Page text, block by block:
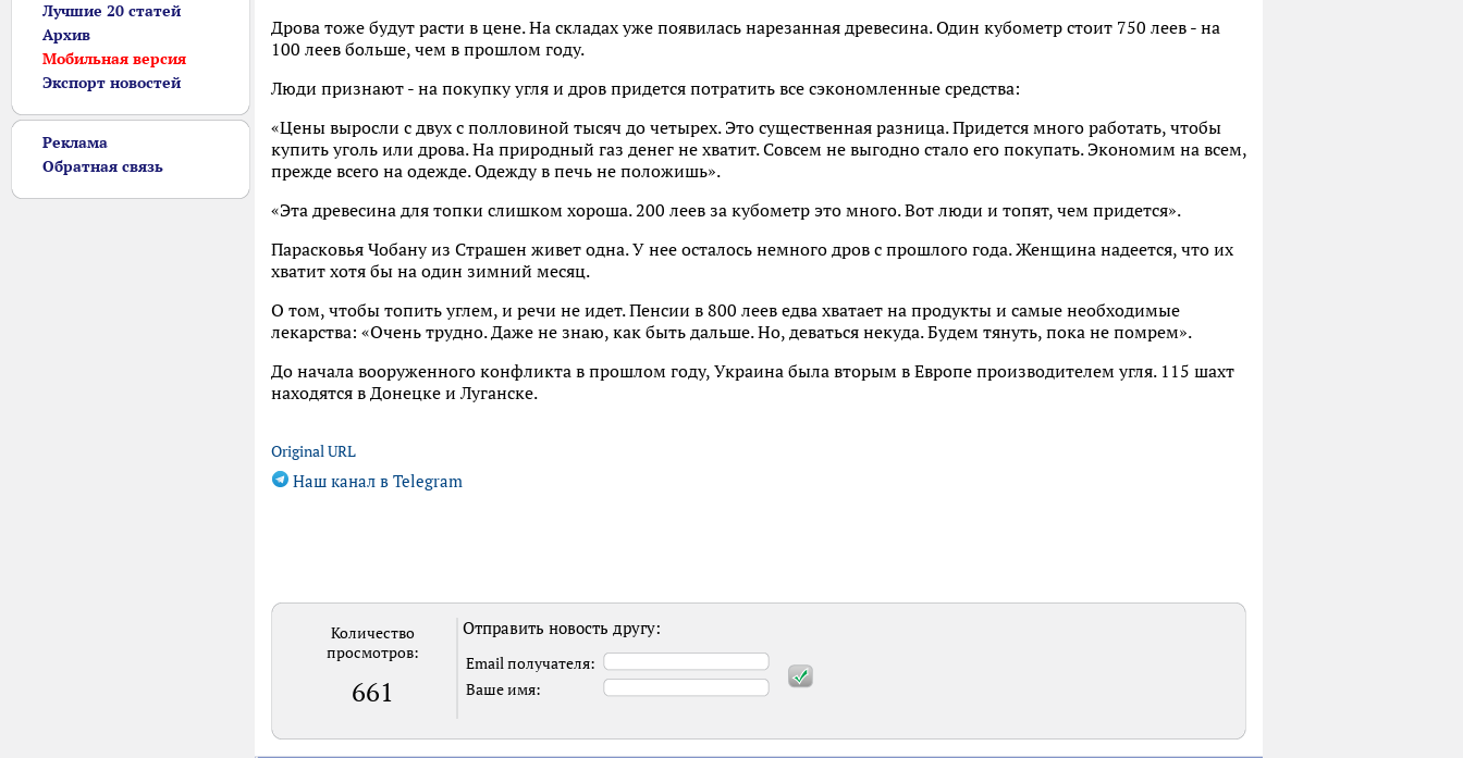
Лучшие 20 статей
Архив
Мобильная версия
Экспорт новостей
Реклама
Обратная связь
Дрова тоже будут расти в цене. На складах уже появилась нарезанная древесина. Один кубометр стоит 750 леев - на
100 леев больше, чем в прошлом году.
Люди признают - на покупку угля и дров придется потратить все сэкономленные средства:
«Цены выросли с двух с полловиной тысяч до четырех. Это существенная разница. Придется много работать, чтобы
купить уголь или дрова. На природный газ денег не хватит. Совсем не выгодно стало его покупать. Экономим на всем,
прежде всего на одежде. Одежду в печь не положишь».
«Эта древесина для топки слишком хороша. 200 леев за кубометр это много. Вот люди и топят, чем придется».
Парасковья Чобану из Страшен живет одна. У нее осталось немного дров с прошлого года. Женщина надеется, что их
хватит хотя бы на один зимний месяц.
О том, чтобы топить углем, и речи не идет. Пенсии в 800 леев едва хватает на продукты и самые необходимые
лекарства: «Очень трудно. Даже не знаю, как быть дальше. Но, деваться некуда. Будем тянуть, пока не помрем».
До начала вооруженного конфликта в прошлом году, Украина была вторым в Европе производителем угля. 115 шахт
находятся в Донецке и Луганске.
Original URL
Наш канал в Telegram
Количество
просмотров:
661
Отправить новость другу:
Email получателя:
Ваше имя: